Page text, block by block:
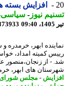
افزایش بسته های
نیوز-سیاسی-
81873933
ابهر، خرمدره و
کمیته امداد،
- از زنجان،منصور
های ابهر، خرمدره
-مجلس شورای